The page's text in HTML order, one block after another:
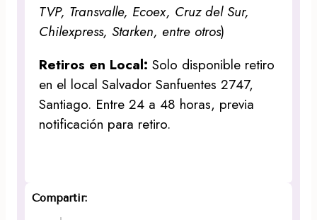
TVP, Transvalle, Ecoex, Cruz del Sur,
Chilexpress, Starken, entre otros)
Retiros en Local:Solo disponible retiro
en el local Salvador Sanfuentes 2747,
Santiago. Entre 24 a 48 horas, previa
notificación para retiro.
Compartir: